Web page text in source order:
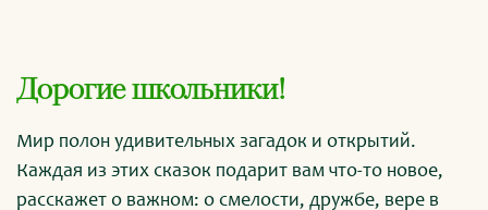
Дорогие школьники!
Мир полон удивительных загадок и открытий.
Каждая из этих сказок подарит вам что-то новое,
расскажет о важном: о смелости, дружбе, вере в